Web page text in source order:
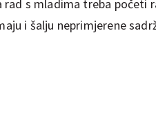
rad s mladima treba početi
i šalju neprimjerene